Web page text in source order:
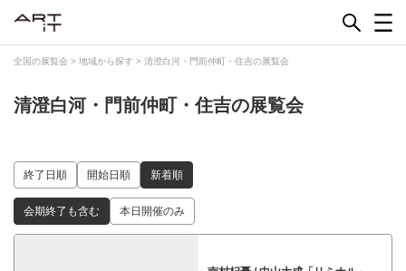
全国の展覧会 > 地域から探す > 清澄白河・門前仲町・住吉の展覧会
清澄白河・門前仲町・住吉の展覧会
終了日順 開始日順 新着順
会期終了も含む 本日開催のみ